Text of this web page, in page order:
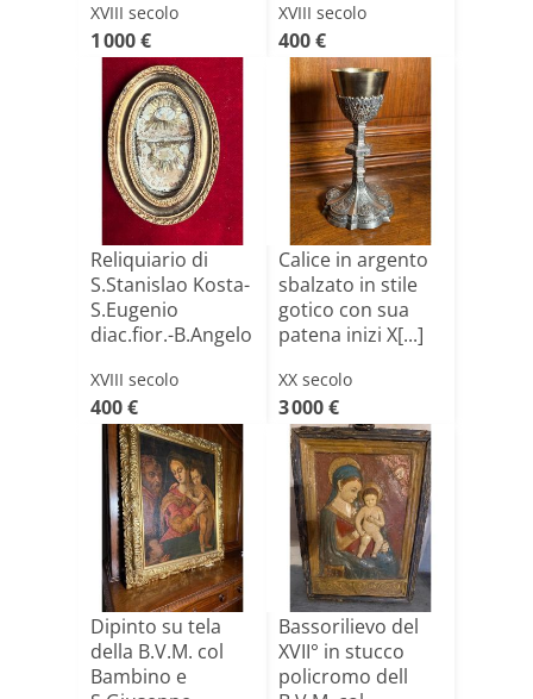
XVIII secolo
1 000 €
XVIII secolo
400 €
Reliquiario di
S.Stanislao Kosta-
S.Eugenio
diac.fior.-B.Angelo
XVIII secolo
400 €
Calice in argento
sbalzato in stile
gotico con sua
patena inizi X[...]
XX secolo
3 000 €
Dipinto su tela
della B.V.M. col
Bambino e
Bassorilievo del
XVII° in stucco
policromo dell